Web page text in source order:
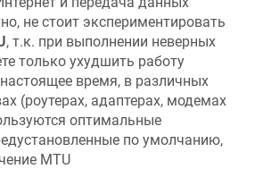
не стоит экспериментировать
, т.к. при выполнении неверных
только ухудшить работу
время, в различных
(роутерах, адаптерах, модемах
оптимальные
по умолчанию,
MTU